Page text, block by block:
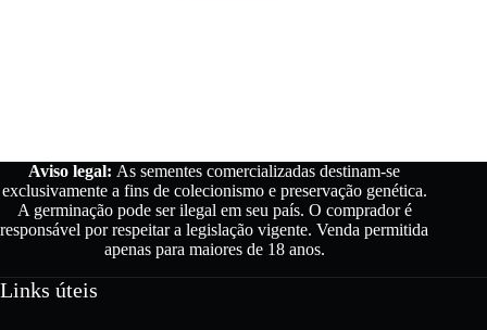
página
do
produto
Aviso legal: As sementes comercializadas destinam-se
exclusivamente a fins de colecionismo e preservação genética.
A germinação pode ser ilegal em seu país. O comprador é
responsável por respeitar a legislação vigente. Venda permitida
apenas para maiores de 18 anos.
Links úteis